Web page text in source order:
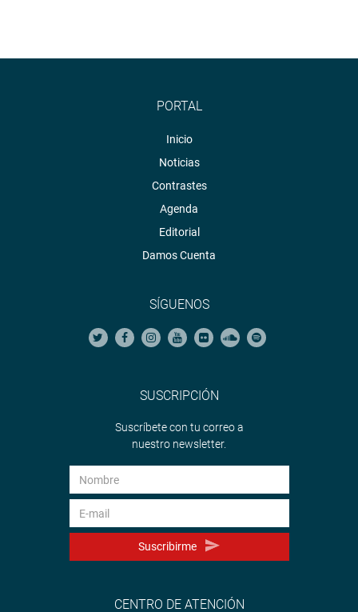
PORTAL
Inicio
Noticias
Contrastes
Agenda
Editorial
Damos Cuenta
SÍGUENOS
SUSCRIPCIÓN
Suscríbete con tu correo a
nuestro newsletter.
Suscribirme
CENTRO DE ATENCIÓN